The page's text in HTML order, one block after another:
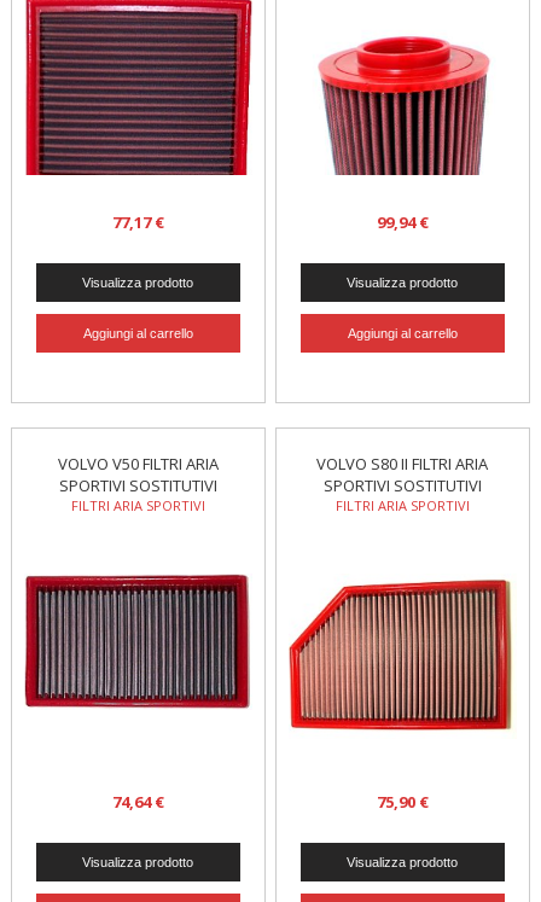
77,17 € 99,94 €
VOLVO V50 FILTRI ARIA
SPORTIVI SOSTITUTIVI
FILTRI ARIA SPORTIVI
74,64 €
VOLVO S80 II FILTRI ARIA
SPORTIVI SOSTITUTIVI
FILTRI ARIA SPORTIVI
75,90 €